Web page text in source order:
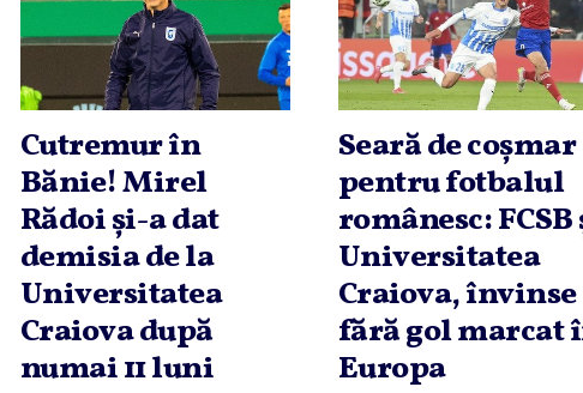
Cutremur în
Bănie! Mirel
Rădoi şi-a dat
demisia de la
Universitatea
Craiova după
numai 11 luni
Seară de coşmar
pentru fotbalul
românesc: FCSB
Universitatea
Craiova, învinse
fără gol marcat
Europa